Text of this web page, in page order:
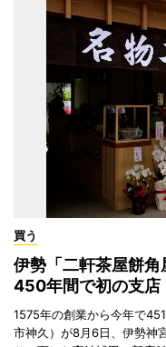
買う
伊勢「二軒茶屋餅
450年間で初の支店
1575年の創業から今年で
市神久）が8月6日、伊勢神